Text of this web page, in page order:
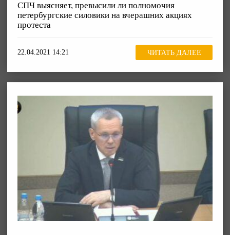
СПЧ выясняет, превысили ли полномочия
петербургские силовики на вчерашних акциях
протеста
22.04.2021 14:21 ЧИТАТЬ ДАЛЕЕ